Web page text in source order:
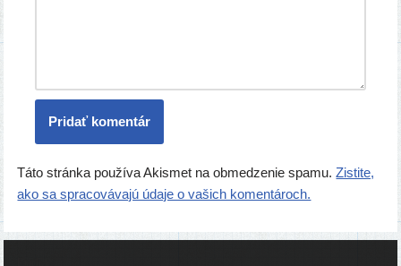
Táto stránka používa Akismet na obmedzenie spamu.Zistite,
ako sa spracovávajú údaje o vašich komentároch.